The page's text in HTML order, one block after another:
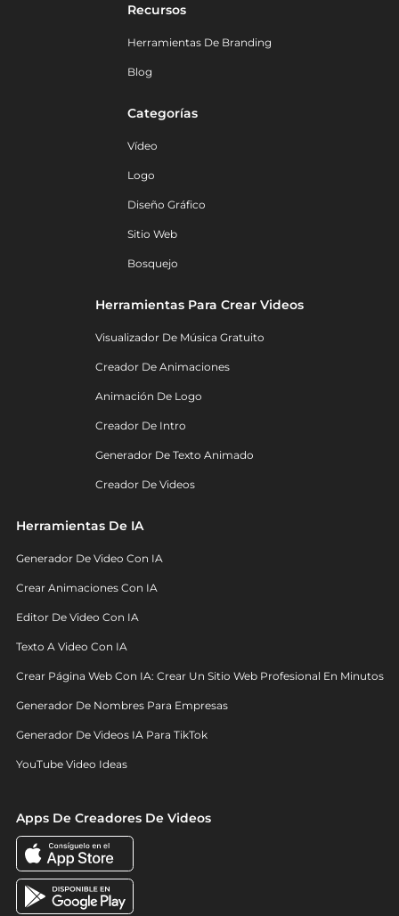
Recursos
Herramientas De Branding
Blog
Categorías
Vídeo
Logo
Diseño Gráfico
Sitio Web
Bosquejo
Herramientas Para Crear Videos
Visualizador De Música Gratuito
Creador De Animaciones
Animación De Logo
Creador De Intro
Generador De Texto Animado
Creador De Videos
Herramientas De IA
Generador De Video Con IA
Crear Animaciones Con IA
Editor De Video Con IA
Texto A Video Con IA
Crear Página Web Con IA: Crear Un Sitio Web Profesional En Minutos
Generador De Nombres Para Empresas
Generador De Videos IA Para TikTok
YouTube Video Ideas
Apps De Creadores De Videos